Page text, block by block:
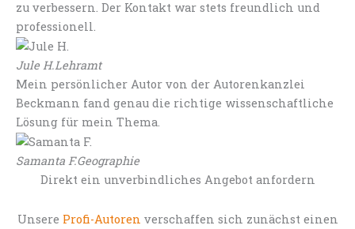
zu verbessern. Der Kontakt war stets freundlich und
professionell.
Jule H.Lehramt
Mein persönlicher Autor von der Autorenkanzlei
Beckmann fand genau die richtige wissenschaftliche
Lösung für mein Thema.
Samanta F.Geographie
Direkt ein unverbindliches Angebot anfordern
Unsere Profi-Autoren verschaffen sich zunächst einen